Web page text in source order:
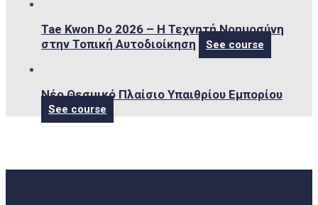
Tae Kwon Do 2026 – Η Τεχνητή Νοημοσύνη
στην Τοπική Αυτοδιοίκηση
See course
Νέο Θεσμικό Πλαίσιο Υπαιθρίου Εμπορίου
See course